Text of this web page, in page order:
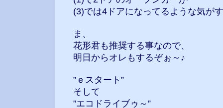
(3)では4ドアになってるような気が
ま、
花形君も推奨する事なので、
明日からオレもするぞぉ～♪
”ｅスタート”
そして
”エコドライブゥ～”